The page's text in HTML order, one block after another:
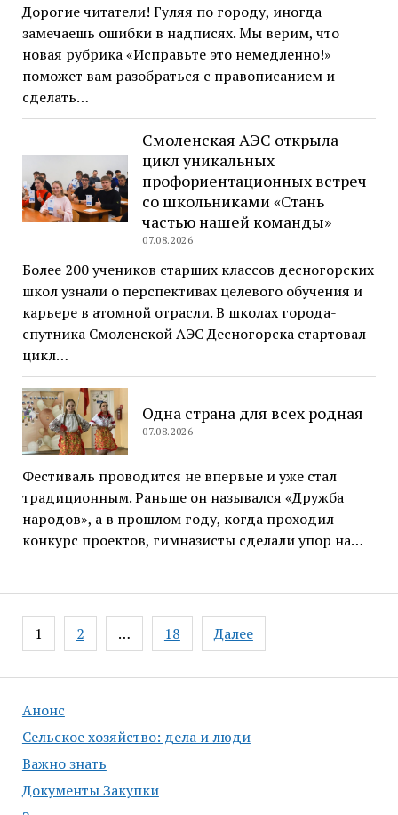
Анонс
Сельское хозяйство: дела и люди
Важно знать
Документы Закупки
Дорогие читатели! Гуляя по городу, иногда
замечаешь ошибки в надписях. Мы верим, что
новая рубрика «Исправьте это немедленно!»
поможет вам разобраться с правописанием и
сделать…
Смоленская АЭС открыла
цикл уникальных
профориентационных встреч
со школьниками «Стань
частью нашей команды»
07.08.2026
Более 200 учеников старших классов десногорских
школ узнали о перспективах целевого обучения и
карьере в атомной отрасли. В школах города-
спутника Смоленской АЭС Десногорска стартовал
цикл…
Одна страна для всех родная
07.08.2026
Фестиваль проводится не впервые и уже стал
традиционным. Раньше он назывался «Дружба
народов», а в прошлом году, когда проходил
конкурс проектов, гимназисты сделали упор на…
Навигация
по
1 2 … 18 Далее